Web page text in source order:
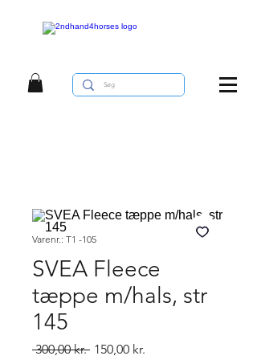
Varenr.: T1 -105
SVEA Fleece
tæppe m/hals, str
145
300,00 kr. Regulær
150,00 kr.